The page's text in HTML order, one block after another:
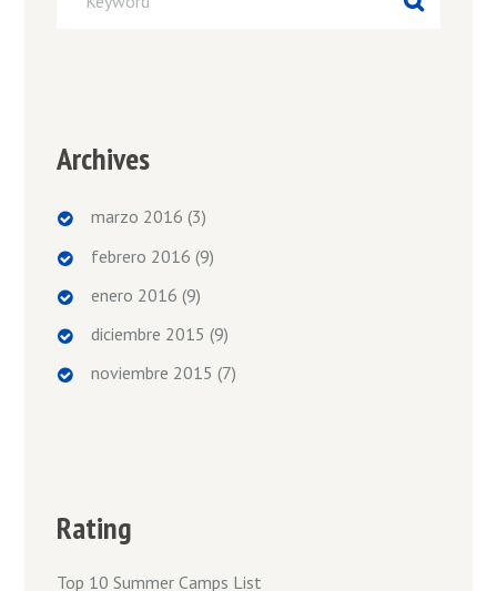
Archives
marzo 2016 (3)
febrero 2016 (9)
enero 2016 (9)
diciembre 2015 (9)
noviembre 2015 (7)
Rating
Top 10 Summer Camps List